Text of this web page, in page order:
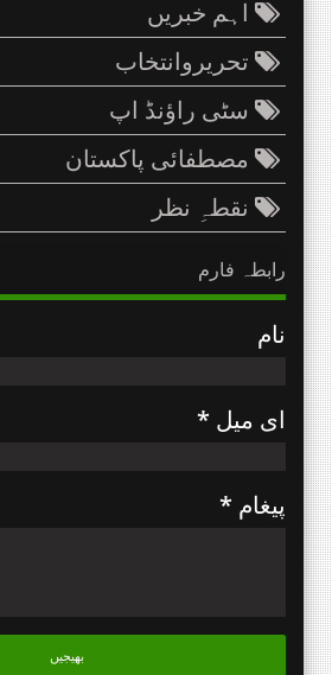
اہم خبریں
تحریروانتخاب
سٹی راؤنڈ اپ
مصطفائی پاکستان
نقطہِ نظر
رابطہ فارم
نام
ای میل *
پیغام *